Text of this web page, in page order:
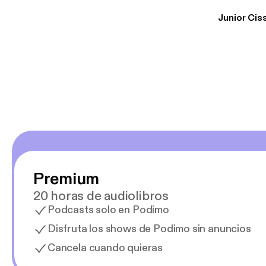
trabajo ya que
Junior
Premium
20 horas de audiolibros
Podcasts solo en Podimo
Disfruta los shows de Podimo sin anuncios
Cancela cuando quieras